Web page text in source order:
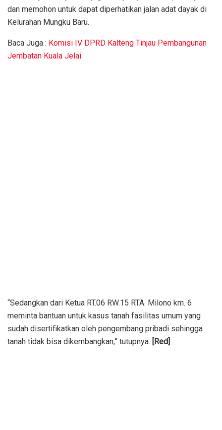
dan memohon untuk dapat diperhatikan jalan adat dayak di
Kelurahan Mungku Baru.
Baca Juga : Komisi IV DPRD Kalteng Tinjau Pembangunan
Jembatan Kuala Jelai
“Sedangkan dari Ketua RT.06 RW.15 RTA. Milono km. 6
meminta bantuan untuk kasus tanah fasilitas umum yang
sudah disertifikatkan oleh pengembang pribadi sehingga
tanah tidak bisa dikembangkan,” tutupnya. [Red]